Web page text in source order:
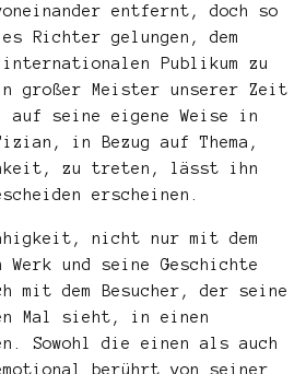
entfernt, doch so
Richter gelungen, dem
Publikum zu
großer Meister unserer Zeit
auf seine eigene Weise in
in Bezug auf Thema,
zu treten, lässt ihn
erscheinen.
nicht nur mit dem
und seine Geschichte
mit dem Besucher, der seine
Mal sieht, in einen
Sowohl die einen als auch
berührt von seiner